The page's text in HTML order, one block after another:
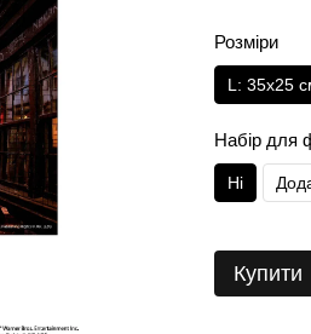
Розміри
L: 35х25
Набір для
Ні
Купити